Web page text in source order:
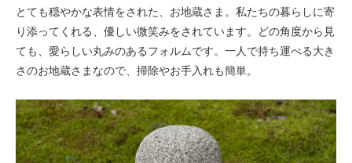
とても穏やかな表情をされた、お地蔵さま。私たちの暮らしに寄
り添ってくれる、優しい微笑みをされています。どの角度から見
ても、愛らしい丸みのあるフォルムです。一人で持ち運べる大き
さのお地蔵さまなので、掃除やお手入れも簡単。